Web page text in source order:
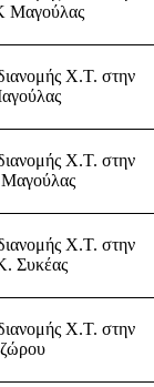
Μαγούλας
Χ.Τ. στην
Χ.Τ. στην
Χ.Τ. στην
Συκέας
Χ.Τ. στην